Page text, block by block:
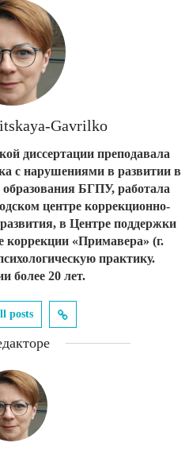
Gavrilko
диссертации преподавала
с нарушениями в развитии в
БГПУ, работала
центре коррекционно-
в Центре поддержки
коррекции «Примавера» (г.
практику.
более 20 лет.
posts